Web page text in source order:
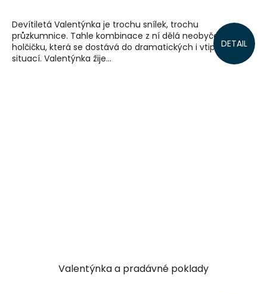
DETAIL
Devítiletá Valentýnka je trochu snílek, trochu
průzkumnice. Tahle kombinace z ní dělá neobyčejnou
holčičku, která se dostává do dramatických i vtipných
situací. Valentýnka žije...
Valentýnka a pradávné poklady